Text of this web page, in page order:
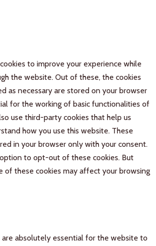
to improve your experience while
the website. Out of these, the cookies
as necessary are stored on your browser
for the working of basic functionalities of
use third-party cookies that help us
how you use this website. These
in your browser only with your consent.
to opt-out of these cookies. But
of these cookies may affect your browsing
are absolutely essential for the website to